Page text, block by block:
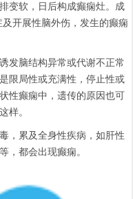
变软，日后构成癫痫灶。成
开展性脑外伤，发生的癫痫
脑结构异常或代谢不正常
限局性或充满性，停止性或
性癫痫中，遗传的原因也可
样。
累及全身性疾病，如肝性
，都会出现癫痫。